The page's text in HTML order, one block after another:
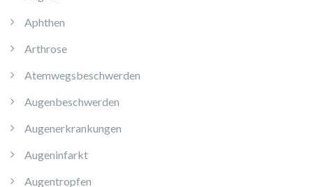
Aphthen
Arthrose
Atemwegsbeschwerden
Augenbeschwerden
Augenerkrankungen
Augeninfarkt
Augentropfen